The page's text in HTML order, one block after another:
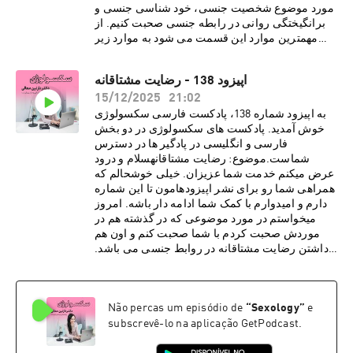
مورد موضوع شخصیت جنسی، خود شناسی جنسی و
برانگیختگی روانی در رابطه جنسی صحبت کنیم. از
مهمترین موارد این قسمت می شود به موارد زیر
خود واقعی همراهمان به جذابیت در رابطه جنسی
کمک می کند.· ارزش ها و نظام اخلاقی ما می
تواند نگرش ما به انجام فانتزی جنسی را تعیین
کند.· بررسی شخصیت های جنسی
مختلف· پیچیدگی انسان ها تاثیر بسیاری در نوع
برانگیختگی روانی جنسی در افراد دارد.درباره دکتر
نازنین معالیدکتر نازنین معالی، روانشناس بالینی و
پژوهشگر روابط جنسی، دارای بورد فوق تخصصی در
بیمارستان کایزر هستند. هم اکنون مطب ایشان در
شهر لس آنجلس به صورت ویدیو تراپی، پذیرای
درمان مدد جویان می باشد. دکتر معالی با مطالعات و
تحقیقاتی گسترده در زمینه های گوناگون روانشناسی،
تجربیات و دانسته های خود از طریق رسانه های
هستند.دوره آموزش
جنسی:https://www.intimacyrewired.comکد
تخفیف Dr. Moaliما را در صفحات اجتماعی دنبال
اپیزود 138 - رضایت مشتاقانه
15/12/2025
21:02
به اپیزود شماره 138، پادکست فارسی سکسولوژی
خوش آمدید. پادکست های سکسولوژی در دو بخش
فارسی و انگلیسی در پادگیر ها در دسترس
شماست.موضوع: رضایت مشتاقانهسلام و درود
عرض میکنم خدمت شما عزیزان. خیلی خوشحالم که
همراهی شما رو برای نشر اپیزودهامون تا این شماره
دارم و امیدوارم با کمک شما ادامه دار باشه. امروز
میخواستم در مورد موضوعی که در گذشته هم در
موردش صحبت کردم با شما صحبت کنم و اون هم
داشتن رضایت مشتاقانه در روابط جنسی می باشد.
اشاره کرد:· مسئله رضایت مشتاقانه مرتبط با
مشتاقانه قرارداد دائمی نیست و هر شخص می تواند
در لحظه این رضایت را پس بگیرد· نداشتن
رضایت حتی در روابط زناشویی هم میتواند نوعی از
Não percas um episódio de “Sexology” e
subscrevê-lo na aplicação GetPodcast.